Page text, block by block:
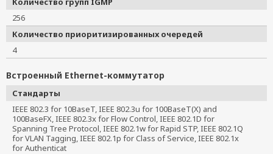
256
Количество приоритизированных очередей
4
Встроенный Ethernet-коммутатор
Стандарты
IEEE 802.3 for 10BaseT, IEEE 802.3u for 100BaseT(X) and
100BaseFX, IEEE 802.3x for Flow Control, IEEE 802.1D for
Spanning Tree Protocol, IEEE 802.1w for Rapid STP, IEEE 802.1Q
for VLAN Tagging, IEEE 802.1p for Class of Service, IEEE 802.1x
for Authenticat